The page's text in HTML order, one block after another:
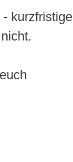
kurzfristige